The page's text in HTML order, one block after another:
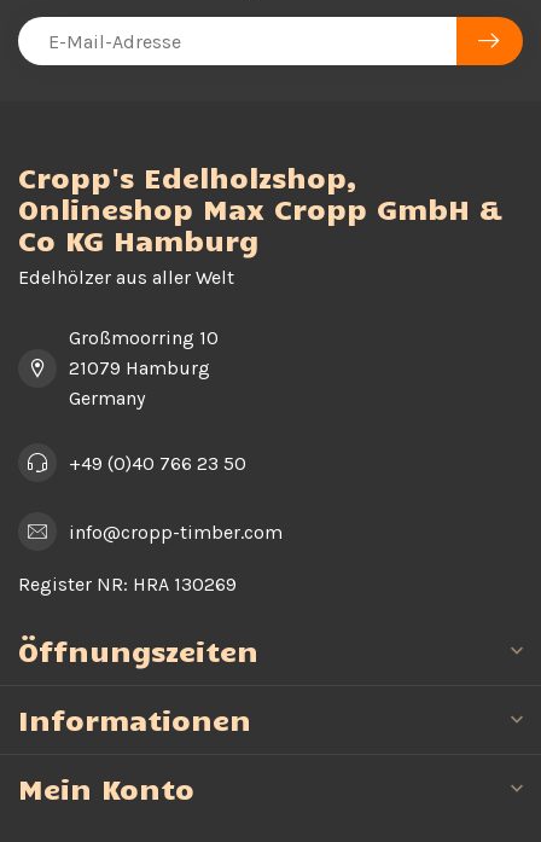
Cropp's Edelholzshop,
Onlineshop Max Cropp GmbH &
Co KG Hamburg
Edelhölzer aus aller Welt
Großmoorring 10
21079 Hamburg
Germany
+49 (0)40 766 23 50
info@cropp-timber.com
Register NR: HRA 130269
Öffnungszeiten
Informationen
Mein Konto